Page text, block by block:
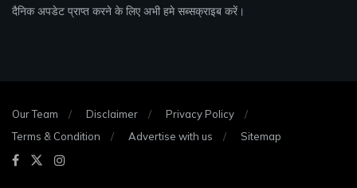
दैनिक अपडेट प्राप्त करने के लिए अभी हमे सब्सक्राइब करें।
Our Team Disclaimer
Privacy Policy
Terms & Condition
Advertise with us Sitemap